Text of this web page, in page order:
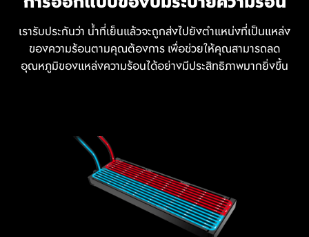
เรารับประกันว่า น้ำที่เย็นแล้วจะถูกส่งไปยังตำแหน่งที่เป็นแหล่ง
ของความร้อนตามคุณต้องการ เพื่อช่วยให้คุณสามารถลด
อุณหภูมิของแหล่งความร้อนได้อย่างมีประสิทธิภาพมากยิ่งขึ้น